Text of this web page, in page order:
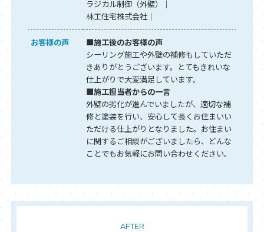
ラジカル制御（外壁）
林工住宅株式会社
お客様の声
■施工後のお客様の声
シーリング施工や外壁の補修もしていただ
きありがとうございます。とてもきれいな
仕上がりで大変満足しています。
■施工担当者からの一言
外壁の劣化が進んでいましたが、適切な補
修と塗装を行い、安心して長くお住まいい
ただける仕上がりとなりました。お住まい
に関するご相談がございましたら、どんな
ことでもお気軽にお問い合わせください。
AFTER